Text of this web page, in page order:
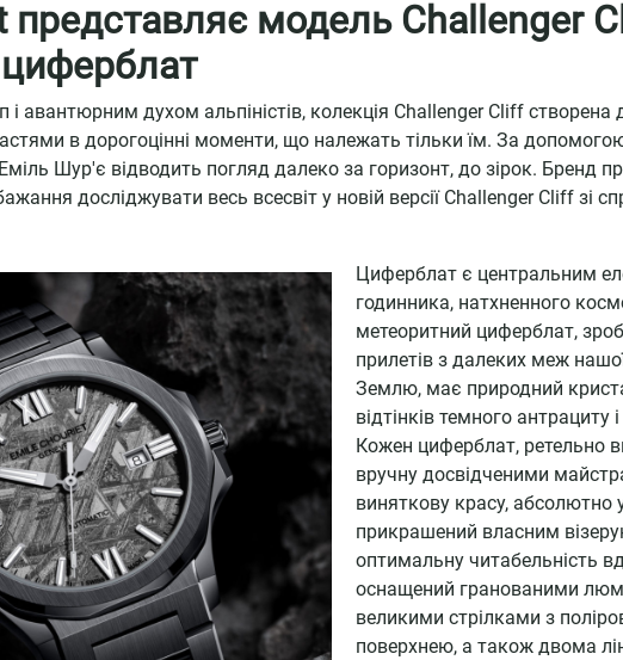
представляє модель Challenger
авантюрним духом альпіністів, колекція Challenger Cliff створена
в дорогоцінні моменти, що належать тільки їм. За допомогою
Шур'є відводить погляд далеко за горизонт, до зірок. Бренд
досліджувати весь всесвіт у новій версії Challenger Cliff зі
Циферблат є центральним
годинника, натхненного
метеоритний циферблат,
прилетів з далеких меж
Землю, має природний
відтінків темного антрациту
Кожен циферблат, ретельно
вручну досвідченими
виняткову красу, абсолютно
прикрашений власним
оптимальну читабельність
оснащений гранованими
великими стрілками з
поверхнею, а також двома